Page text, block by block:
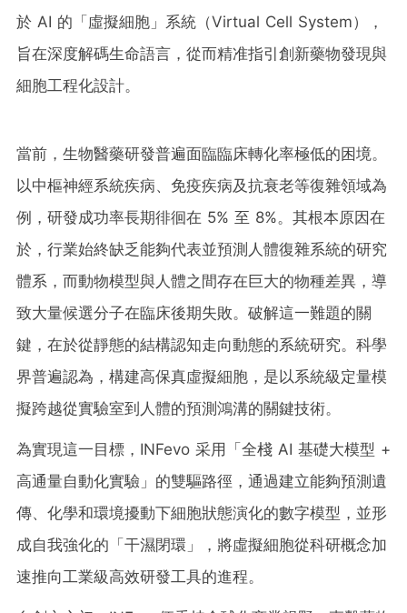
於 AI 的「虛擬細胞」系統（Virtual Cell System），
旨在深度解碼生命語言，從而精准指引創新藥物發現與
細胞工程化設計。
當前，生物醫藥研發普遍面臨臨床轉化率極低的困境。
以中樞神經系統疾病、免疫疾病及抗衰老等復雜領域為
例，研發成功率長期徘徊在 5% 至 8%。其根本原因在
於，行業始終缺乏能夠代表並預測人體復雜系統的研究
體系，而動物模型與人體之間存在巨大的物種差異，導
致大量候選分子在臨床後期失敗。破解這一難題的關
鍵，在於從靜態的結構認知走向動態的系統研究。科學
界普遍認為，構建高保真虛擬細胞，是以系統級定量模
擬跨越從實驗室到人體的預測鴻溝的關鍵技術。
為實現這一目標，INFevo 采用「全棧 AI 基礎大模型 +
高通量自動化實驗」的雙驅路徑，通過建立能夠預測遺
傳、化學和環境擾動下細胞狀態演化的數字模型，並形
成自我強化的「干濕閉環」，將虛擬細胞從科研概念加
速推向工業級高效研發工具的進程。